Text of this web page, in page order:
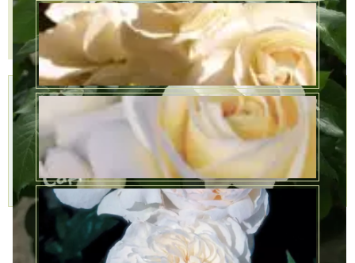
В КОРЗИНУ
Доставка
курьером,
999 руб.
Доставим
через 1-2 дня
9 августа
Подробнее »
Самовывоз,
БЕСПЛАТНО
2 пункта
самовывоза,
Оплата,
Наличными,
Картой,
Подробнее »